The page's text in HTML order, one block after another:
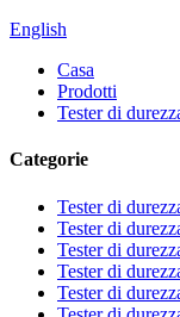
English
Casa
Prodotti
Tester di
Categorie
Tester di
Tester di
Tester di
Tester di
Tester di